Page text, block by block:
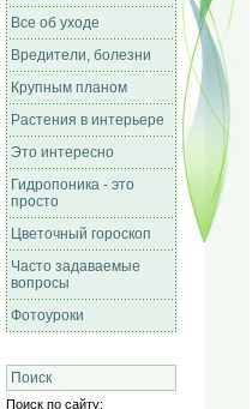
Все об уходе
Вредители, болезни
Крупным планом
Растения в интерьере
Это интересно
Гидропоника - это
просто
Цветочный гороскоп
Часто задаваемые
вопросы
Фотоуроки
Поиск
Поиск по сайту: